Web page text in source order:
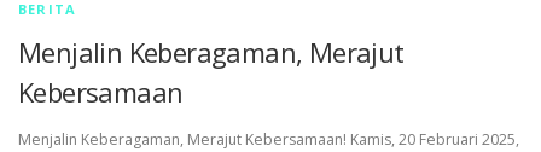
BERITA
Menjalin Keberagaman, Merajut
Kebersamaan
Menjalin Keberagaman, Merajut Kebersamaan! Kamis, 20 Februari 2025,